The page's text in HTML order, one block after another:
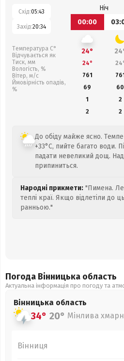
Схід:05:43
Захід:20:34
Температура С°
Відчувається як
Тиск, мм
Вологість, %
Вітер, м/с
Ймовірність опадів,
%
Ніч
00:00
24°
24°
761
761
69
60
1
2
2
2
До обіду майже ясно.
+33°C, пийте багато води.
падати невеликий дощ.
припиниться.
Народні прикмети: "Пимена.
теплі краї. Якщо відлетіли до
ранньою."
Погода Вінницька область
Актуальна інформація про погоду та
Вінницька область
34° 20° Мінлива
Вінниця